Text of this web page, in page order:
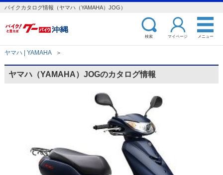
バイクカタログ情報（ヤマハ（YAMAHA）JOG）
検索 マイページ メニュー
ヤマハ | YAMAHA ＞
ヤマハ（YAMAHA）JOGのカタログ情報